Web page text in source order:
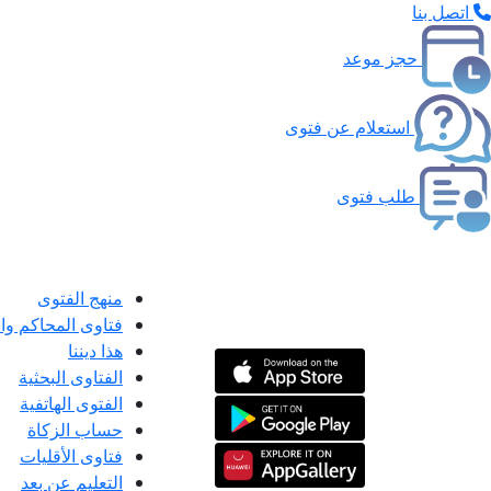
اتصل بنا
حجز موعد
استعلام عن فتوى
طلب فتوى
منهج الفتوى
فتاوى المحاكم
هذا ديننا
الفتاوى البحثية
الفتوى الهاتفية
حساب الزكاة
فتاوى الأقليات
التعليم عن بعد